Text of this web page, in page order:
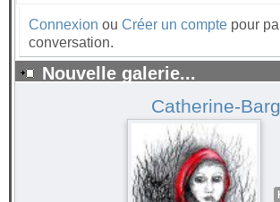
Connexion ou Créer un compte pour
conversation.
Nouvelle galerie...
Catherine-